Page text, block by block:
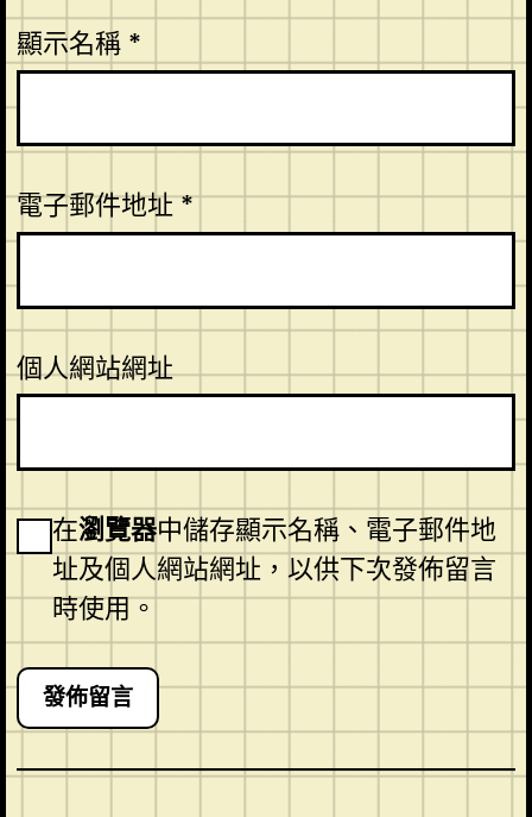
顯示名稱 *
電子郵件地址*
個人網站網址
在瀏覽器中儲存顯示名稱、電子郵件地
址及個人網站網址，以供下次發佈留言
時使用。